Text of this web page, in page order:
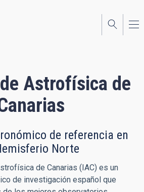
Astrofísica de
de referencia en
Norte
de Canarias (IAC) es un
de investigación español que